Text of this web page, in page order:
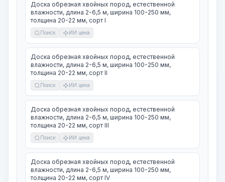
Доска обрезная хвойных пород, естественной
влажности, длина 2-6,5 м, ширина 100-250 мм,
толщина 20-22 мм, сорт I
Поиск ИИ цена
Доска обрезная хвойных пород, естественной
влажности, длина 2-6,5 м, ширина 100-250 мм,
толщина 20-22 мм, сорт II
Поиск ИИ цена
Доска обрезная хвойных пород, естественной
влажности, длина 2-6,5 м, ширина 100-250 мм,
толщина 20-22 мм, сорт III
Поиск ИИ цена
Доска обрезная хвойных пород, естественной
влажности, длина 2-6,5 м, ширина 100-250 мм,
толщина 20-22 мм, сорт IV